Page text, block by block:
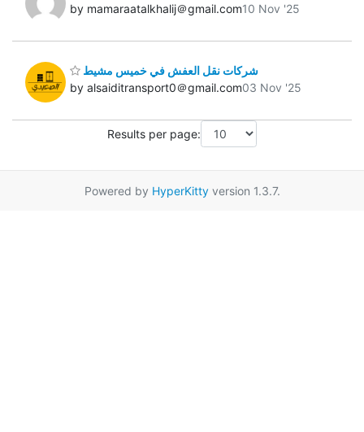
by mamaraatalkhalij＠gmail.com10 Nov '25
شركات نقل العفش في خميس مشيط
by alsaiditransport0＠gmail.com03 Nov '25
Results per page:
Powered by HyperKittyversion 1.3.7.